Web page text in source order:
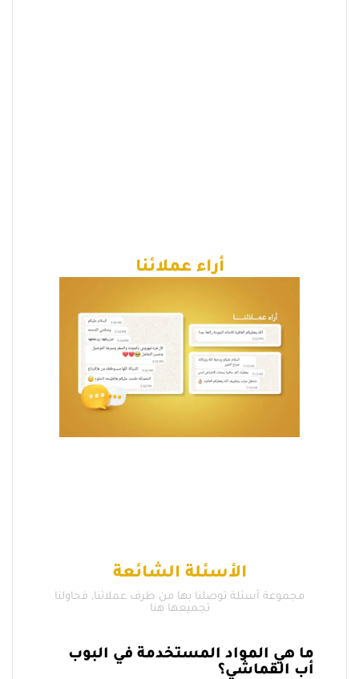
أراء عملائنا
الأسئلة الشائعة
مجموعة أسئلة توصلنا بها من طرف عملائنا, فحاولنا
تجميعها هنا
ما هي المواد المستخدمة في البوب
أب القماشي؟